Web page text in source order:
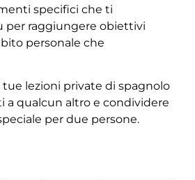
specifici che ti
per raggiungere obiettivi
personale che
lezioni private di spagnolo
a qualcun altro e condividere
per due persone.